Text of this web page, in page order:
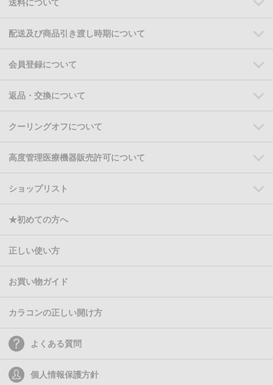
送料について
配送及び商品引き渡し時期について
会員登録について
返品・交換について
クーリングオフについて
高度管理医療機器販売許可について
ショップリスト
★初めての方へ
正しい使い方
お買い物ガイド
カラコンの正しい開け方
よくある質問
個人情報保護方針